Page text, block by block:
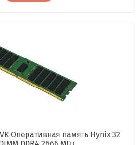
VK Оперативная память Hynix 32